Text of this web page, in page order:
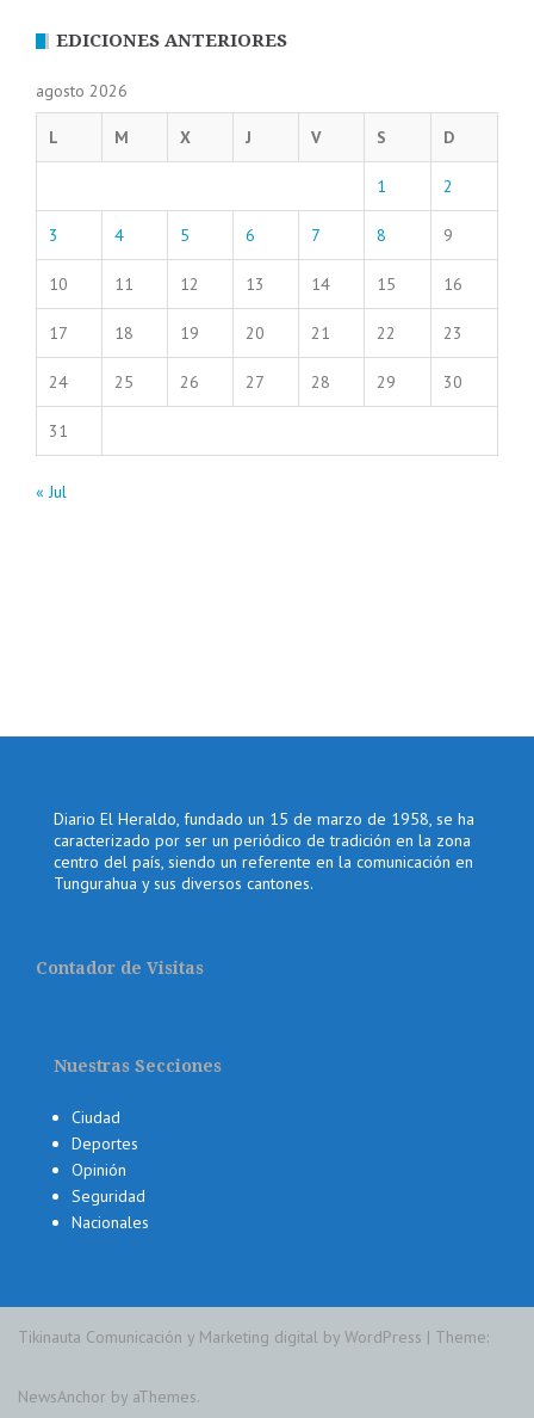
EDICIONES ANTERIORES
agosto 2026
L M X J V S D
1 2
3 4 5 6 7 8 9
10 11 12 13 14 15 16
17 18 19 20 21 22 23
24 25 26 27 28 29 30
31
« Jul
Diario El Heraldo, fundado un 15 de marzo de 1958, se ha
caracterizado por ser un periódico de tradición en la zona
centro del país, siendo un referente en la comunicación en
Tungurahua y sus diversos cantones.
Contador de Visitas
Nuestras Secciones
Ciudad
Deportes
Opinión
Seguridad
Nacionales
Tikinauta Comunicación y Marketing digital by WordPress | Theme:
NewsAnchor by aThemes.